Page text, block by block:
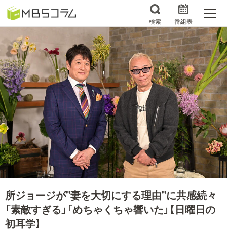
検索 番組表
番組コラムから探す
日曜日の初耳学 復習編 エンタメMBS
3分で読める！『ザ・リー
ダー』たちの泣き笑い
もう一度楽しむプレバト
サタプラ ～気になる情
報をちょこっとプラス～
所さんお届けモノです！
の気になるトコロ
推しといつまでも 月曜の蛙、大海を知る。
マニアックでメカニカル
ポーツ
何が起こるかホンマにわ
トリセツ
情熱大陸を読む
レストランだけじゃない
所ジョージが"妻を大切にする理由"に共感続々
「素敵すぎる」「めちゃくちゃ響いた」【日曜日の
初耳学】